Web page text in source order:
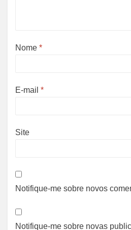
Nome *
E-mail *
Site
Notifique-me sobre novos
Notifique-me sobre novas